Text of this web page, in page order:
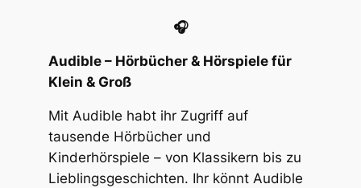
🎧
Audible – Hörbücher & Hörspiele für
Klein & Groß
Mit Audible habt ihr Zugriff auf
tausende Hörbücher und
Kinderhörspiele – von Klassikern bis zu
Lieblingsgeschichten. Ihr könnt Audible